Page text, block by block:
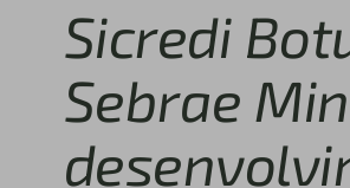
Sicredi
Sebrae